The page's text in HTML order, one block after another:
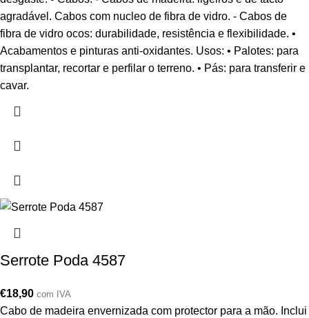
agradável. Cabos com nucleo de fibra de vidro. - Cabos de
fibra de vidro ocos: durabilidade, resistência e flexibilidade. •
Acabamentos e pinturas anti-oxidantes. Usos: • Palotes: para
transplantar, recortar e perfilar o terreno. • Pás: para transferir e
cavar.
Serrote Poda 4587
€18,90 com IVA
Cabo de madeira envernizada com protector para a mão. Inclui